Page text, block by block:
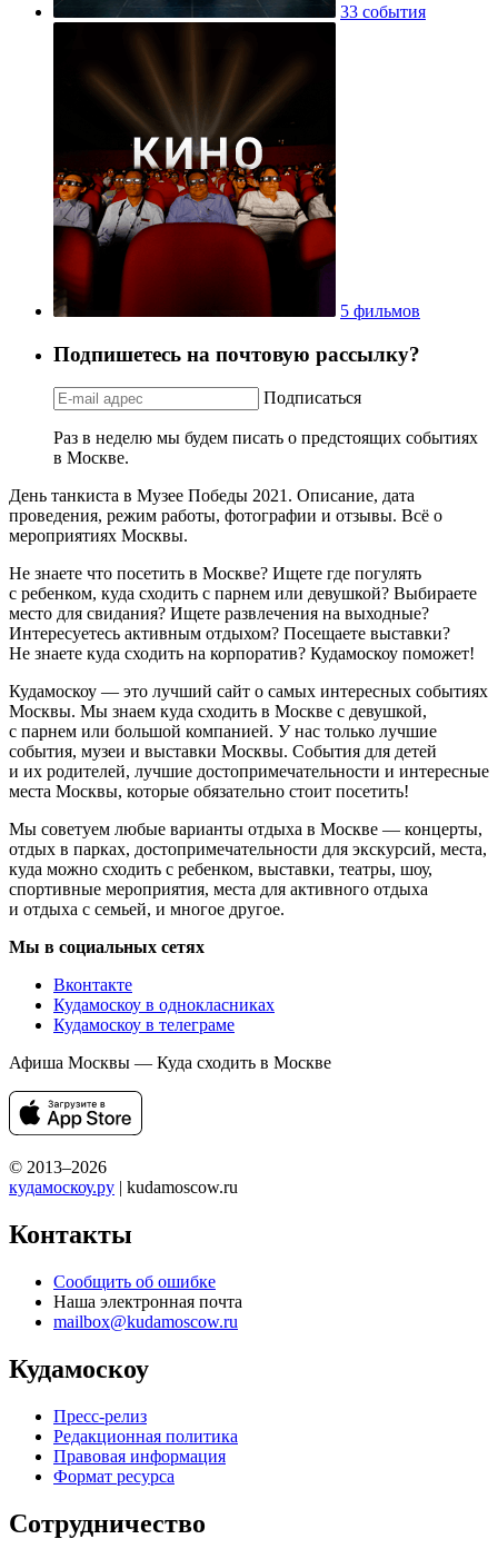
33 события
5 фильмов
Подпишетесь на почтовую рассылку?
Подписаться
Раз в неделю мы будем писать о предстоящих событиях
в Москве.
День танкиста в Музее Победы 2021. Описание, дата
проведения, режим работы, фотографии и отзывы. Всё о
мероприятиях Москвы.
Не знаете что посетить в Москве? Ищете где погулять
с ребенком, куда сходить с парнем или девушкой? Выбираете
место для свидания? Ищете развлечения на выходные?
Интересуетесь активным отдыхом? Посещаете выставки?
Не знаете куда сходить на корпоратив? Кудамоскоу поможет!
Кудамоскоу — это лучший сайт о самых интересных событиях
Москвы. Мы знаем куда сходить в Москве с девушкой,
с парнем или большой компанией. У нас только лучшие
события, музеи и выставки Москвы. События для детей
и их родителей, лучшие достопримечательности и интересные
места Москвы, которые обязательно стоит посетить!
Мы советуем любые варианты отдыха в Москве — концерты,
отдых в парках, достопримечательности для экскурсий, места,
куда можно сходить с ребенком, выставки, театры, шоу,
спортивные мероприятия, места для активного отдыха
и отдыха с семьей, и многое другое.
Мы в социальных сетях
Вконтакте
Кудамоскоу в однокласниках
Кудамоскоу в телеграме
Афиша Москвы — Куда сходить в Москве
© 2013–2026
кудамоскоу.ру | kudamoscow.ru
Контакты
Сообщить об ошибке
Наша электронная почта
mailbox@kudamoscow.ru
Кудамоскоу
Пресс-релиз
Редакционная политика
Правовая информация
Формат ресурса
Сотрудничество